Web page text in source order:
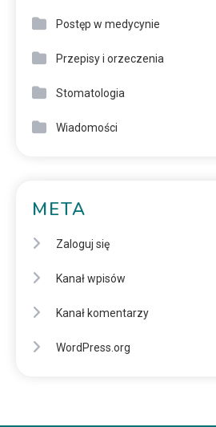
Postęp w medycynie
Przepisy i orzeczenia
Stomatologia
Wiadomości
META
Zaloguj się
Kanał wpisów
Kanał komentarzy
WordPress.org